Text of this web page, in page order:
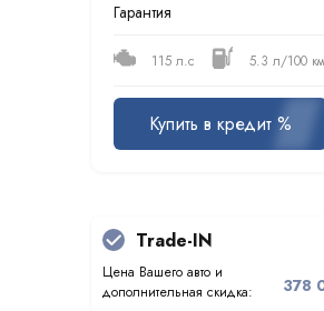
Гарантия
115 л.с 5.3 л/100 км
Купить в кредит %
Trade-IN
Цена Вашего авто и
дополнительная скидка:
378